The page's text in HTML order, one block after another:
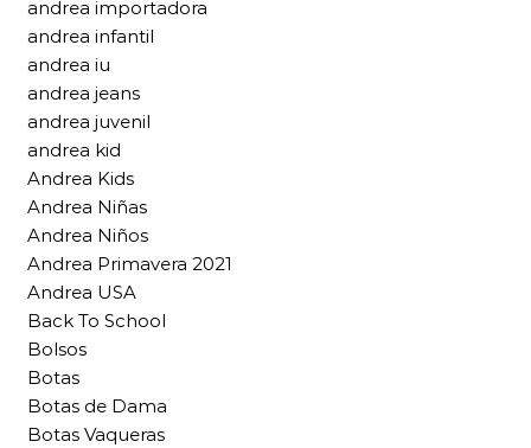
andrea importadora
andrea infantil
andrea iu
andrea jeans
andrea juvenil
andrea kid
Andrea Kids
Andrea Niñas
Andrea Niños
Andrea Primavera 2021
Andrea USA
Back To School
Bolsos
Botas
Botas de Dama
Botas Vaqueras